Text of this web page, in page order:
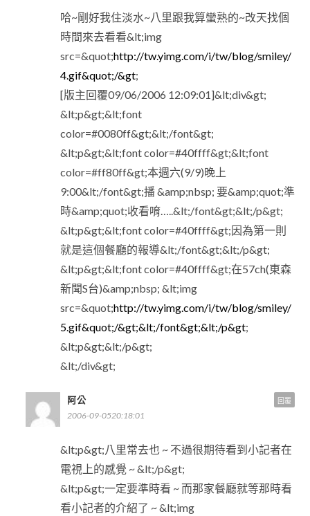
哈~剛好我住淡水~八里跟我算蠻熟的~改天找個
時間來去看看&lt;img
src=&quot;http://tw.yimg.com/i/tw/blog/smiley/
4.gif&quot;/&gt;
[版主回覆09/06/2006 12:09:01]&lt;div&gt;
&lt;p&gt;&lt;font
color=#0080ff&gt;&lt;/font&gt;
&lt;p&gt;&lt;font color=#40ffff&gt;&lt;font
color=#ff80ff&gt;本週六(9/9)晚上
9:00&lt;/font&gt;播 &amp;nbsp; 要&amp;quot;準
時&amp;quot;收看唷…..&lt;/font&gt;&lt;/p&gt;
&lt;p&gt;&lt;font color=#40ffff&gt;因為第一則
就是這個餐廳的報導&lt;/font&gt;&lt;/p&gt;
&lt;p&gt;&lt;font color=#40ffff&gt;在57ch(東森
新聞S台)&amp;nbsp; &lt;img
src=&quot;http://tw.yimg.com/i/tw/blog/smiley/
5.gif&quot;/&gt;&lt;/font&gt;&lt;/p&gt;
&lt;p&gt;&lt;/p&gt;
&lt;/div&gt;
阿公
2006-09-0520:18:01
&lt;p&gt;八里常去也 ~ 不過很期待看到小記者在
電視上的感覺 ~ &lt;/p&gt;
&lt;p&gt;一定要準時看 ~ 而那家餐廳就等那時看
看小記者的介紹了 ~ &lt;img
回覆